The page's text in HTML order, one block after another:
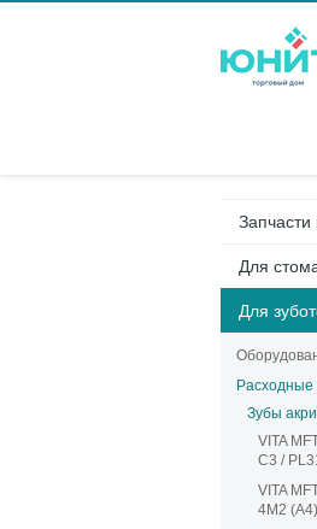
Запчасти
Для
Для
Зубы
VITA
C3 /
VITA
4M2